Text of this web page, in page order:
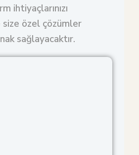
ihtiyaçlarınızı
size özel çözümler
sağlayacaktır.